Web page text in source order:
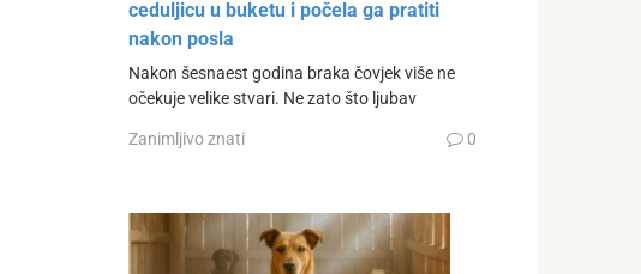
ceduljicu u buketu i počela ga pratiti
nakon posla
Nakon šesnaest godina braka čovjek više ne
očekuje velike stvari. Ne zato što ljubav
Zanimljivo znati 0